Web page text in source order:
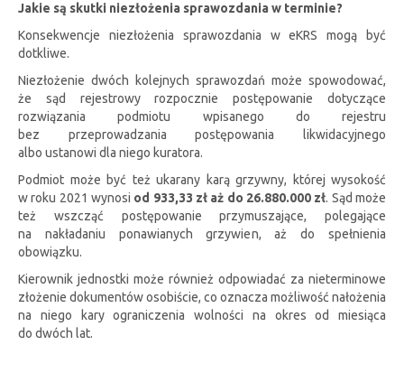
Jakie są skutki niezłożenia sprawozdania w terminie?
Konsekwencje niezłożenia sprawozdania w eKRS mogą być
dotkliwe.
Niezłożenie dwóch kolejnych sprawozdań może spowodować,
że sąd rejestrowy rozpocznie postępowanie dotyczące
rozwiązania podmiotu wpisanego do rejestru
bez przeprowadzania postępowania likwidacyjnego
albo ustanowi dla niego kuratora.
Podmiot może być też ukarany karą grzywny, której wysokość
w roku 2021 wynosi od 933,33 zł aż do 26.880.000 zł. Sąd może
też wszcząć postępowanie przymuszające, polegające
na nakładaniu ponawianych grzywien, aż do spełnienia
obowiązku.
Kierownik jednostki może również odpowiadać za nieterminowe
złożenie dokumentów osobiście, co oznacza możliwość nałożenia
na niego kary ograniczenia wolności na okres od miesiąca
do dwóch lat.